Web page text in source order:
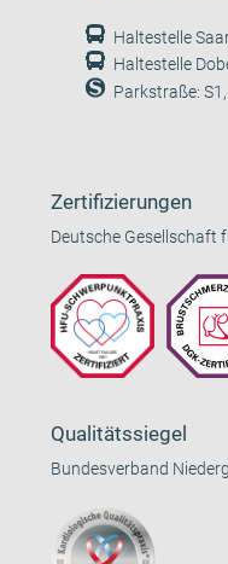
Haltestelle
Haltestelle
Parkstraße: S1,
Zertifizierungen
Deutsche Gesellschaft
Qualitätssiegel
Bundesverband